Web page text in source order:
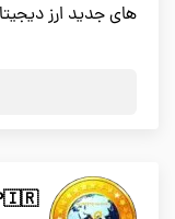
های جدید ارز